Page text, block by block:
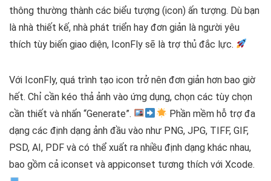
thông thường thành các biểu tượng (icon) ấn tượng. Dù bạn
là nhà thiết kế, nhà phát triển hay đơn giản là người yêu
thích tùy biến giao diện, IconFly sẽ là trợ thủ đắc lực.
Với IconFly, quá trình tạo icon trở nên đơn giản hơn bao giờ
hết. Chỉ cần kéo thả ảnh vào ứng dụng, chọn các tùy chọn
cần thiết và nhấn “Generate”.
Phần mềm hỗ trợ đa
dạng các định dạng ảnh đầu vào như PNG, JPG, TIFF, GIF,
PSD, AI, PDF và có thể xuất ra nhiều định dạng khác nhau,
bao gồm cả iconset và appiconset tương thích với Xcode.